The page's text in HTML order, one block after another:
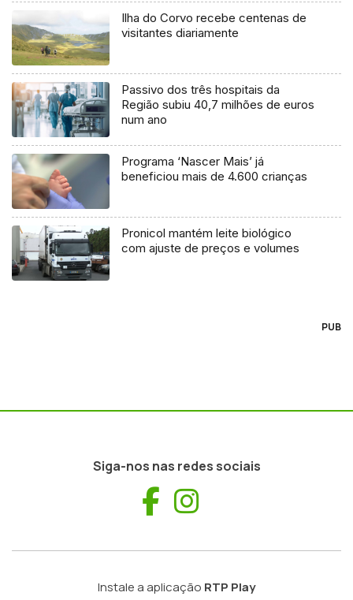
Ilha do Corvo recebe centenas de
visitantes diariamente
Passivo dos três hospitais da
Região subiu 40,7 milhões de euros
num ano
Programa ‘Nascer Mais’ já
beneficiou mais de 4.600 crianças
Pronicol mantém leite biológico
com ajuste de preços e volumes
PUB
Siga-nos nas redes sociais
Facebook
Instale a aplicação RTP Play